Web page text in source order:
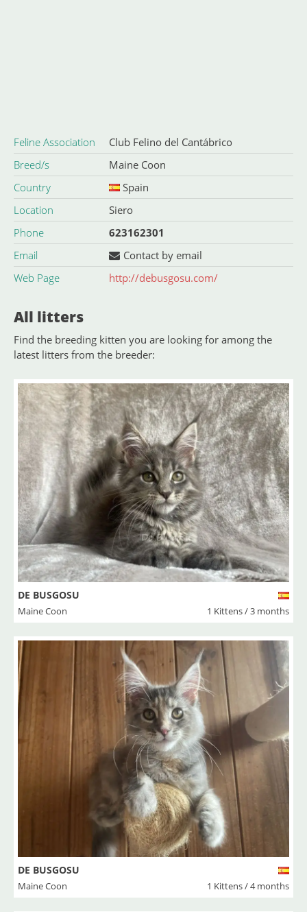
Feline Association
Club Felino del Cantábrico
Breed/s
Maine Coon
Country
Spain
Location
Siero
Phone
623162301
Email
Contact by email
Web Page
http://debusgosu.com/
All litters
Find the breeding kitten you are looking for among the
latest litters from the breeder:
DE BUSGOSU
Maine Coon 1 Kittens / 3 months
DE BUSGOSU
Maine Coon 1 Kittens / 4 months